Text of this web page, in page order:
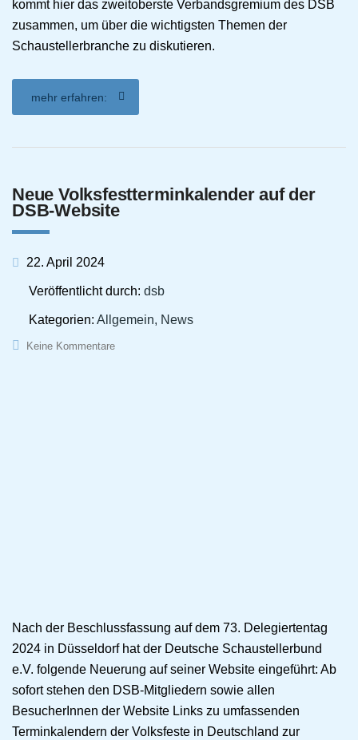
kommt hier das zweitoberste Verbandsgremium des DSB
zusammen, um über die wichtigsten Themen der
Schaustellerbranche zu diskutieren.
mehr erfahren:
Neue Volksfestterminkalender auf der
DSB-Website
22. April 2024
Veröffentlicht durch: dsb
Kategorien: Allgemein, News
Keine Kommentare
Nach der Beschlussfassung auf dem 73. Delegiertentag
2024 in Düsseldorf hat der Deutsche Schaustellerbund
e.V. folgende Neuerung auf seiner Website eingeführt: Ab
sofort stehen den DSB-Mitgliedern sowie allen
BesucherInnen der Website Links zu umfassenden
Terminkalendern der Volksfeste in Deutschland zur